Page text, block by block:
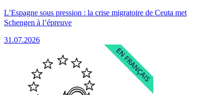
L’Espagne sous pression : la crise migratoire de Ceuta met
Schengen à l’épreuve
31.07.2026